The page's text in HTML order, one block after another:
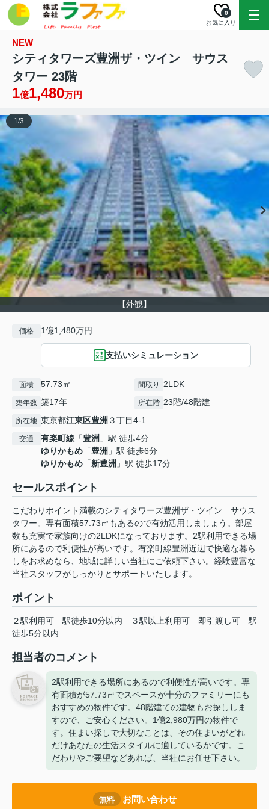
お気に入り
0
NEW
シティタワーズ豊洲ザ・ツイン サウス
タワー 23階
1億1,480万円
【外観】
1/3
価格 1億1,480万円
支払いシミュレーション
面積 57.73㎡ 間取り 2LDK
築年数 築17年 所在階 23階/48階建
所在地 東京都江東区豊洲 ３丁目4-1
交通 有楽町線 「豊洲 」駅 徒歩4分
ゆりかもめ 「豊洲 」駅 徒歩6分
ゆりかもめ 「新豊洲 」駅 徒歩17分
セールスポイント
こだわりポイント満載のシティタワーズ豊洲ザ・ツイン サウス
タワー。専有面積57.73㎡もあるので有効活用しましょう。部屋
数も充実で家族向けの2LDKになっております。2駅利用できる場
所にあるので利便性が高いです。有楽町線豊洲近辺で快適な暮ら
しをお求めなら、地域に詳しい当社にご依頼下さい。経験豊富な
当社スタッフがしっかりとサポートいたします。
ポイント
２駅利用可 駅徒歩10分以内 ３駅以上利用可 即引渡し可
駅
徒歩5分以内
担当者のコメント
2駅利用できる場所にあるので利便性が高いです。専
有面積が57.73㎡でスペースが十分のファミリーにも
おすすめの物件です。48階建ての建物もお探ししま
すので、ご安心ください。1億2,980万円の物件で
す。住まい探しで大切なことは、その住まいがどれ
だけあなたの生活スタイルに適しているかです。こ
だわりやご要望などあれば、当社にお任せ下さい。
無料 お問い合わせ